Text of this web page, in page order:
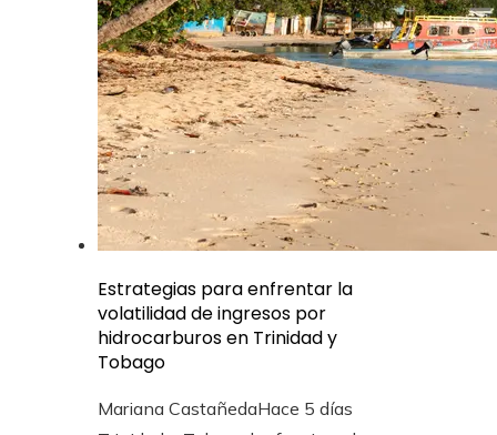
Estrategias para enfrentar la
volatilidad de ingresos por
hidrocarburos en Trinidad y
Tobago
Mariana CastañedaHace 5 días